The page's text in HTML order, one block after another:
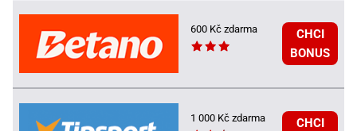
600 Kč zdarma
CHCI
BONUS
1 000 Kč zdarma
CHCI